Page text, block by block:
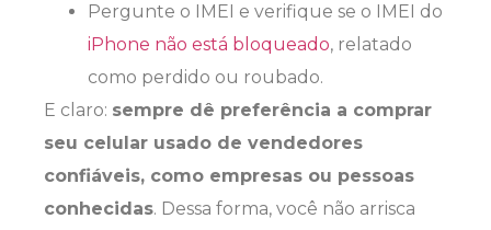
Pergunte o IMEI e verifique se o IMEI do
iPhone não está bloqueado, relatado
como perdido ou roubado.
E claro: sempre dê preferência a comprar
seu celular usado de vendedores
confiáveis, como empresas ou pessoas
conhecidas. Dessa forma, você não arrisca